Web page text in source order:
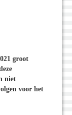
groot
niet
voor het